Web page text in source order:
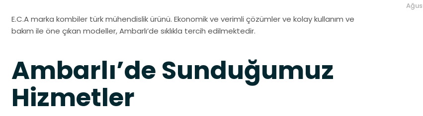
E.C.A marka kombiler türk mühendislik ürünü. Ekonomik ve verimli çözümler ve kolay kullanım ve
bakım ile öne çıkan modeller, Ambarlı’de sıklıkla tercih edilmektedir.
Ambarlı’de Sunduğumuz
Hizmetler